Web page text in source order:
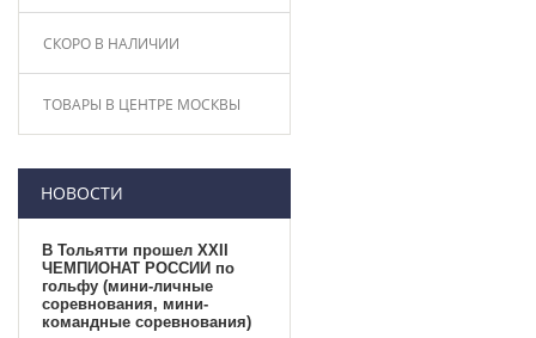
СКОРО В НАЛИЧИИ
ТОВАРЫ В ЦЕНТРЕ МОСКВЫ
НОВОСТИ
В Тольятти прошел XXII
ЧЕМПИОНАТ РОССИИ по
гольфу (мини-личные
соревнования, мини-
командные соревнования)